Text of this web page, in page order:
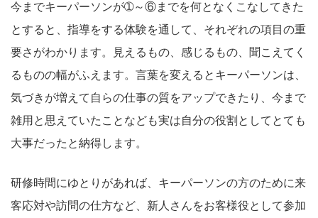
今までキーパーソンが➀～⑥までを何となくこなしてきた
とすると、指導をする体験を通して、それぞれの項目の重
要さがわかります。見えるもの、感じるもの、聞こえてく
るものの幅がふえます。言葉を変えるとキーパーソンは、
気づきが増えて自らの仕事の質をアップできたり、今まで
雑用と思えていたことなども実は自分の役割としてとても
大事だったと納得します。
研修時間にゆとりがあれば、キーパーソンの方のために来
客応対や訪問の仕方など、新人さんをお客様役として参加